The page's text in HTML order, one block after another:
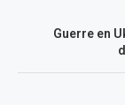
Guerre en